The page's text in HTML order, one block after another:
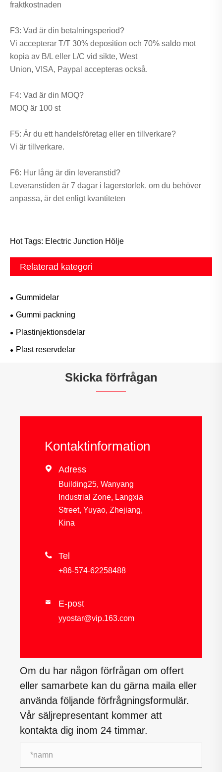
fraktkostnaden
F3: Vad är din betalningsperiod?
Vi accepterar T/T 30% deposition och 70% saldo mot
kopia av B/L eller L/C vid sikte, West
Union, VISA, Paypal accepteras också.
F4: Vad är din MOQ?
MOQ är 100 st
F5: Är du ett handelsföretag eller en tillverkare?
Vi är tillverkare.
F6: Hur lång är din leveranstid?
Leveranstiden är 7 dagar i lagerstorlek. om du behöver
anpassa, är det enligt kvantiteten
Hot Tags: Electric Junction Hölje
Relaterad kategori
Gummidelar
Gummi packning
Plastinjektionsdelar
Plast reservdelar
Skicka förfrågan
Kontaktinformation
 Adress
Building25, Wanyang
Industrial Zone, Langxia
Street, Yuyao, Zhejiang,
Kina
 Tel
+86-574-62258488
 E-post
yyostar@vip.163.com
Om du har någon förfrågan om offert
eller samarbete kan du gärna maila eller
använda följande förfrågningsformulär.
Vår säljrepresentant kommer att
kontakta dig inom 24 timmar.